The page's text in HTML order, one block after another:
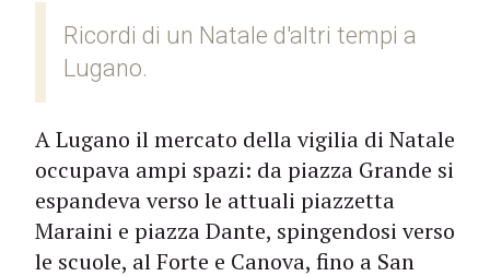
Ricordi di un Natale d'altri tempi a
Lugano.
A Lugano il mercato della vigilia di Natale
occupava ampi spazi: da piazza Grande si
espandeva verso le attuali piazzetta
Maraini e piazza Dante, spingendosi verso
le scuole, al Forte e Canova, fino a San